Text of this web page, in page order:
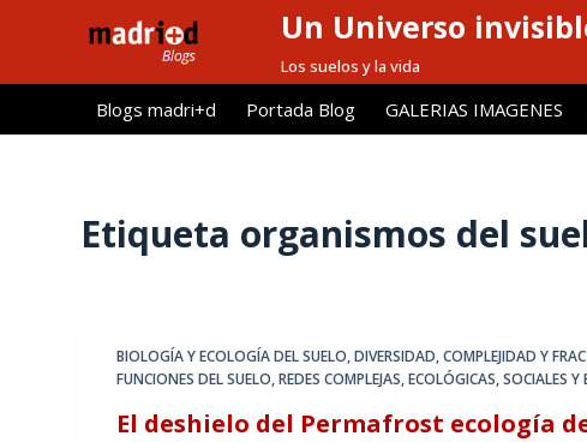
l
Un Universo
Los suelos y la vida
Blogs madri+d Portada Blog GALERIAS IMAGENES
Etiqueta organismos del
BIOLOGÍA Y ECOLOGÍA DEL SUELO,DIVERSIDAD, COMPLEJIDAD Y
FUNCIONES DEL SUELO,REDES COMPLEJAS, ECOLÓGICAS, SOCIALES
El deshielo del Permafrost ecología